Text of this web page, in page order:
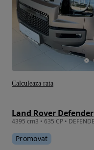
Land Rover Defender
Promovat
Calculeaza rata